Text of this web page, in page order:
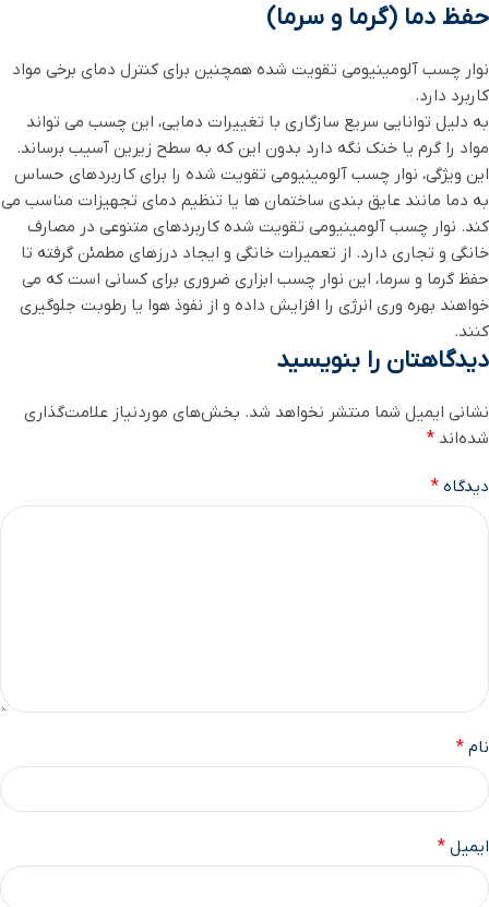
حفظ دما (گرما و سرما)
نوار چسب آلومینیومی تقویت ‌شده همچنین برای کنترل دمای برخی مواد
کاربرد دارد.
به دلیل توانایی سریع سازگاری با تغییرات دمایی، این چسب می‌ تواند
مواد را گرم یا خنک نگه دارد بدون این که به سطح زیرین آسیب برساند.
این ویژگی، نوار چسب آلومینیومی تقویت ‌شده را برای کاربردهای حساس
به دما مانند عایق ‌بندی ساختمان ‌ها یا تنظیم دمای تجهیزات مناسب می
‌کند. نوار چسب آلومینیومی تقویت‌ شده کاربردهای متنوعی در مصارف
خانگی و تجاری دارد. از تعمیرات خانگی و ایجاد درزهای مطمئن گرفته تا
حفظ گرما و سرما، این نوار چسب ابزاری ضروری برای کسانی است که می
‌خواهند بهره وری انرژی را افزایش داده و از نفوذ هوا یا رطوبت جلوگیری
کنند.
دیدگاهتان را بنویسید
نشانی ایمیل شما منتشر نخواهد شد. بخش‌های موردنیاز علامت‌گذاری
شده‌اند *
دیدگاه *
نام *
ایمیل *